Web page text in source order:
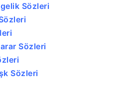
Sözleri
Sözleri
Sözleri